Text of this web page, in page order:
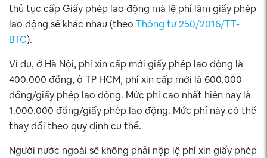
thủ tục cấp Giấy phép lao động mà lệ phí làm giấy phép
lao động sẽ khác nhau (theo Thông tư 250/2016/TT-
BTC).
Ví dụ, ở Hà Nội, phí xin cấp mới giấy phép lao động là
400.000 đồng, ở TP HCM, phí xin cấp mới là 600.000
đồng/giấy phép lao động. Mức phí cao nhất hiện nay là
1.000.000 đồng/giấy phép lao động. Mức phí này có thể
thay đổi theo quy định cụ thể.
Người nước ngoài sẽ không phải nộp lệ phí xin giấy phép